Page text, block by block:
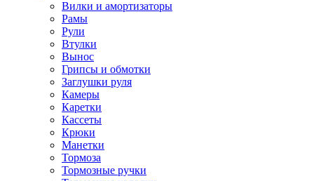
Вилки и амортизаторы
Рамы
Рули
Втулки
Вынос
Грипсы и обмотки
Заглушки руля
Камеры
Каретки
Кассеты
Крюки
Манетки
Тормоза
Тормозные ручки